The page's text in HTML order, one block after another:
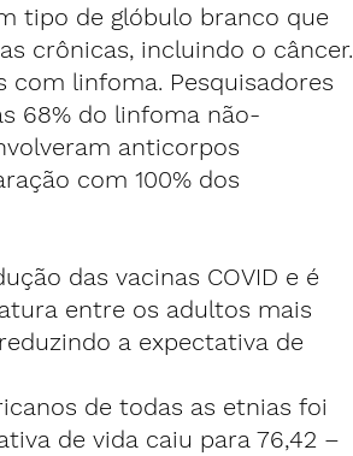
tipo de glóbulo branco que
crônicas, incluindo o câncer.
com linfoma. Pesquisadores
68% do linfoma não-
anticorpos
com 100% dos
das vacinas COVID e é
entre os adultos mais
reduzindo a expectativa de
de todas as etnias foi
de vida caiu para 76,42 –